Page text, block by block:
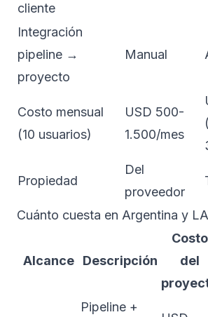
cliente
Integración
pipeline →
proyecto
Manual
Costo mensual
(10 usuarios)
USD 500-
1.500/mes
Propiedad
Del
proveedor
Cuánto cuesta en Argentina y
Alcance Descripción
Costo
del
Pipeline +